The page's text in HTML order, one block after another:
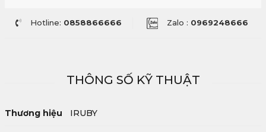
Hotline: 0858866666 Zalo : 0969248666
THÔNG SỐ KỸ THUẬT
Thương hiệu IRUBY